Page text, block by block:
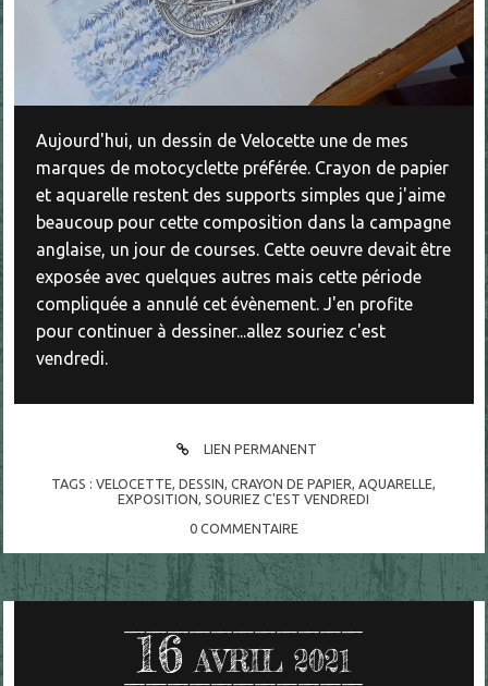
Aujourd'hui, un dessin de Velocette une de mes
marques de motocyclette préférée. Crayon de papier
et aquarelle restent des supports simples que j'aime
beaucoup pour cette composition dans la campagne
anglaise, un jour de courses. Cette oeuvre devait être
exposée avec quelques autres mais cette période
compliquée a annulé cet évènement. J'en profite
pour continuer à dessiner...allez souriez c'est
vendredi.
LIEN PERMANENT
TAGS :VELOCETTE,DESSIN,CRAYON DE PAPIER,AQUARELLE,
EXPOSITION,SOURIEZ C'EST VENDREDI
0 COMMENTAIRE
16 AVRIL 2021